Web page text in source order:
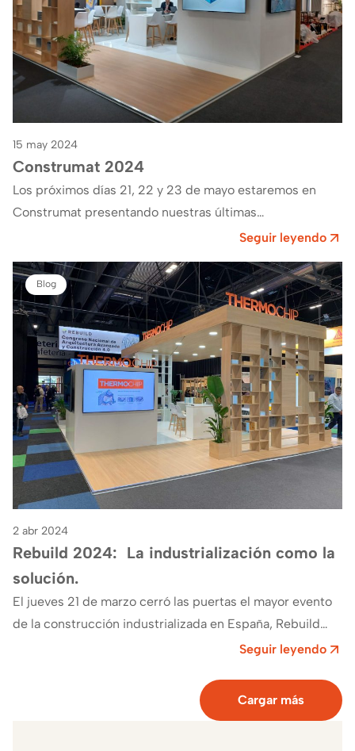
15 may 2024
Construmat 2024
Los próximos días 21, 22 y 23 de mayo estaremos en
Construmat presentando nuestras últimas
novedades.Ven a visitarnos al stand E161 en…Seguir leyendo
Blog
2 abr 2024
Rebuild 2024: La industrialización como la
solución.
El jueves 21 de marzo cerró las puertas el mayor evento
de la construcción industrializada en España, Rebuild
Seguir leyendo
Cargar más